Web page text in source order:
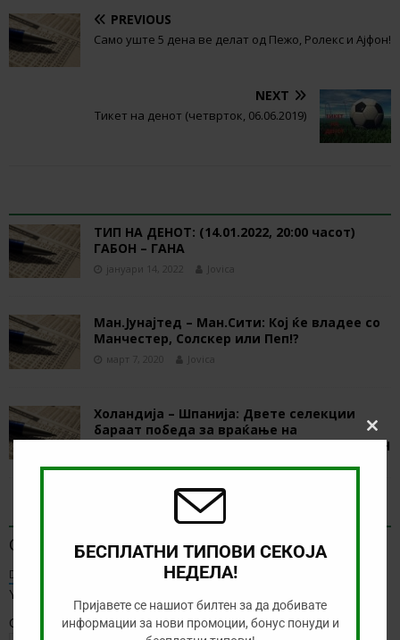
PREVIOUS
Само уште 5 дена ве делат од Пежо, Ролекс и Ајфон!
NEXT
Тикет на денот (четврток, 06.06.2019)
ТИП НА ДЕНОТ: (14.01.2022, 20:00 часот)
ГАБОН – ГАНА
јануари 14, 2022 Jovica
Ман.Јунајтед – Ман.Сити: Кој ќе владее со
Манчестер, Солскер или Пеп!?
март 7, 2020 Jovica
Холандија – Шпанија: Двете селекции
бараат победа за враќање на
самодовербата пред важните дуели во ЛН
ноември 11, 2020 Jovica
BE THE FIRST TO COMMENT
Оставете коментар
Default Comments (0) Facebook Comments
Your email address will not be published.
Comment
this
БЕСПЛАТНИ ТИПОВИ СЕКОЈА
НЕДЕЛА!
Пријавете се нашиот билтен за да добивате
информации за нови промоции, бонус понуди и